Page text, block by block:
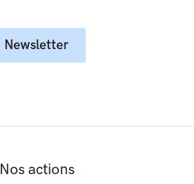
Newsletter
Nos actions